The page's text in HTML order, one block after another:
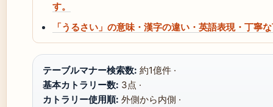
す。
「うるさい」の意味・漢字の違い・英語表現・丁寧
テーブルマナー検索数: 約1億件 ·
基本カトラリー数: 3点 ·
カトラリー使用順: 外側から内側 ·